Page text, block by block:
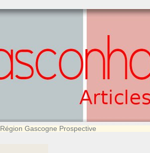
Région Gascogne Prospective